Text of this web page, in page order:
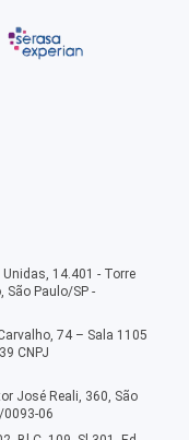
14.401 - Torre
São Paulo/SP -
74 – Sala 1105
CNPJ
José Reali, 360, São
0093-06